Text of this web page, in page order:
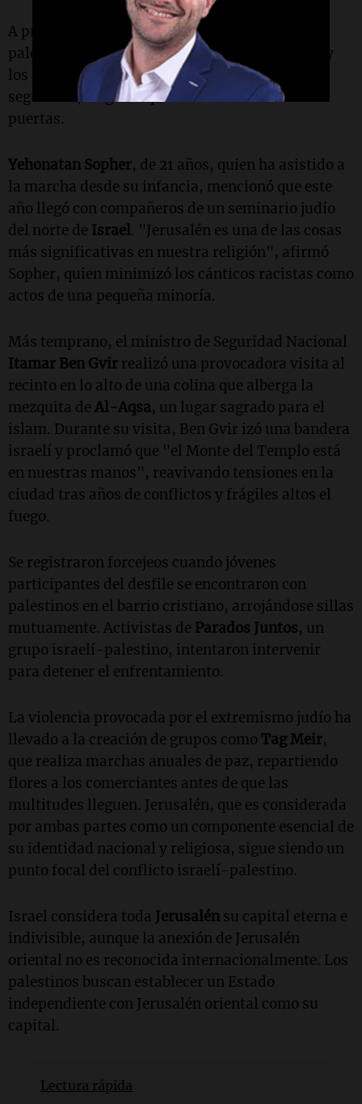
A primera hora del jueves, la mayoría de los
palestinos se habían encerrado en sus hogares y
los comerciantes habían cerrado temprano por
seguridad, colgando pesados candados en las
puertas.
Yehonatan Sopher, de 21 años, quien ha asistido a
la marcha desde su infancia, mencionó que este
año llegó con compañeros de un seminario judío
del norte de Israel. "Jerusalén es una de las cosas
más significativas en nuestra religión", afirmó
Sopher, quien minimizó los cánticos racistas como
actos de una pequeña minoría.
Más temprano, el ministro de Seguridad Nacional
Itamar Ben Gvir realizó una provocadora visita al
recinto en lo alto de una colina que alberga la
mezquita de Al-Aqsa, un lugar sagrado para el
islam. Durante su visita, Ben Gvir izó una bandera
israelí y proclamó que "el Monte del Templo está
en nuestras manos", reavivando tensiones en la
ciudad tras años de conflictos y frágiles altos el
fuego.
Se registraron forcejeos cuando jóvenes
participantes del desfile se encontraron con
palestinos en el barrio cristiano, arrojándose sillas
mutuamente. Activistas de Parados Juntos, un
grupo israelí-palestino, intentaron intervenir
para detener el enfrentamiento.
La violencia provocada por el extremismo judío ha
llevado a la creación de grupos como Tag Meir,
que realiza marchas anuales de paz, repartiendo
flores a los comerciantes antes de que las
multitudes lleguen. Jerusalén, que es considerada
por ambas partes como un componente esencial de
su identidad nacional y religiosa, sigue siendo un
punto focal del conflicto israelí-palestino.
Israel considera toda Jerusalén su capital eterna e
indivisible, aunque la anexión de Jerusalén
oriental no es reconocida internacionalmente. Los
palestinos buscan establecer un Estado
independiente con Jerusalén oriental como su
capital.
Lectura rápida